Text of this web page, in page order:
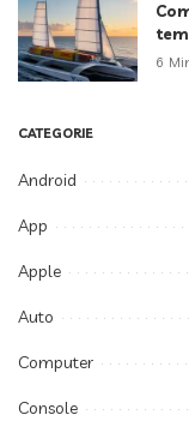
6
CATEGORIE
Android
App
Apple
Auto
Computer
Console